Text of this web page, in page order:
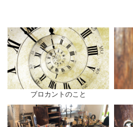
ブロカントのこと